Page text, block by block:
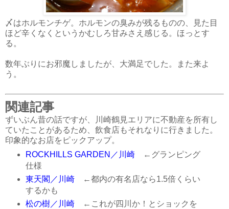
〆はホルモンチゲ。ホルモンの臭みが残るものの、見た目
ほど辛くなくというかむしろ甘みさえ感じる。ほっとす
る。
数年ぶりにお邪魔しましたが、大満足でした。また来よ
う。
関連記事
ずいぶん昔の話ですが、川崎鶴見エリアに不動産を所有し
ていたことがあるため、飲食店もそれなりに行きました。
印象的なお店をピックアップ。
ROCKHILLS GARDEN／川崎←グランピング
仕様
東天閣／川崎←都内の有名店なら1.5倍くらい
するかも
松の樹／川崎←これが四川か！とショックを